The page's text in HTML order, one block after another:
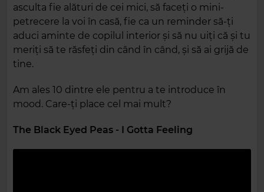
asculta fie alături de cei mici, să faceți o mini-
petrecere la voi în casă, fie ca un reminder să-ți
aduci aminte de copilul interior și să nu uiți că și tu
meriți să te răsfeți din când în când, și să ai grijă de
tine.
Am ales 10 dintre ele pentru a te introduce în
mood. Care-ți place cel mai mult?
The Black Eyed Peas - I Gotta Feeling